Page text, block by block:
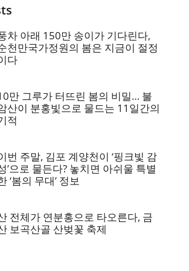
차 아래 150만 송이가 기다린다,
천만국가정원의 봄은 지금이 절정
다
만 그루가 터뜨린 봄의 비밀… 불
산이 분홍빛으로 물드는 11일간의
적
번 주말, 김포 계양천이 ‘핑크빛 감
’으로 물든다? 놓치면 아쉬울 특별
‘봄의 무대’ 정보
전체가 연분홍으로 타오른다, 금
보곡산골 산벚꽃 축제